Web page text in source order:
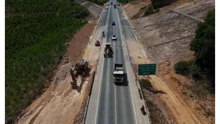
TIN CÙNG CHUYÊN MỤC
Iran cảnh báo đáp trả nhằm vào hạ
tầng năng lượng khu vực nếu bị tấn
công
06/08/2026 04:37
Iran và Oman đạt thỏa thuận về